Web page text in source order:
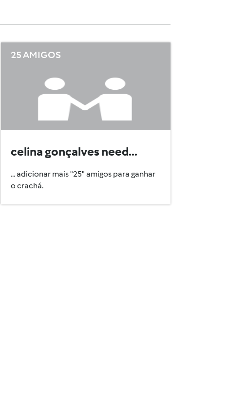
25 AMIGOS
celina gonçalves need...
... adicionar mais "25" amigos para ganhar
o crachá.